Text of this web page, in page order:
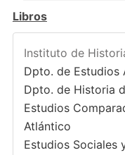
Libros
Instituto de
Dpto. de Estudios
Dpto. de Historia
Estudios
Atlántico
Estudios Sociales